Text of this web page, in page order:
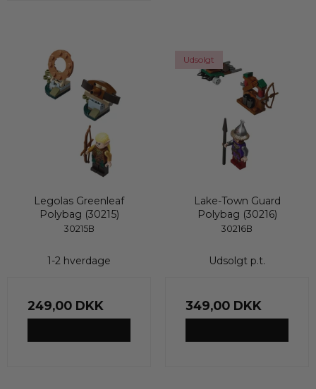
Legolas Greenleaf
Polybag (30215)
30215B
1-2 hverdage
249,00 DKK
Udsolgt
Lake-Town Guard
Polybag (30216)
30216B
Udsolgt p.t.
349,00 DKK